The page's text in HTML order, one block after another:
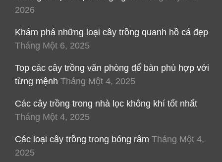
2026
Khám phá những loại cây trồng quanh hồ cá đẹp
Tháng Một 6, 2025
Top các cây trồng văn phòng để bàn phù hợp với
từng mệnh Tháng Một 4, 2025
Các cây trồng trong nhà lọc không khí tốt nhất
Tháng Một 4, 2025
Các loại cây trồng trong bóng râm Tháng Một 4,
2025